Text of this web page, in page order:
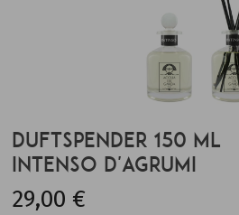
DUFTSPENDER 150 ML
INTENSO D'AGRUMI
29,00 €